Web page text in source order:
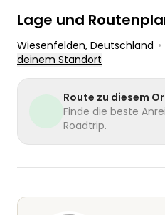
Lage und
Wiesenfelden, Deutschland •
deinem Standort
Route zu diesem
Finde die beste
Roadtrip.